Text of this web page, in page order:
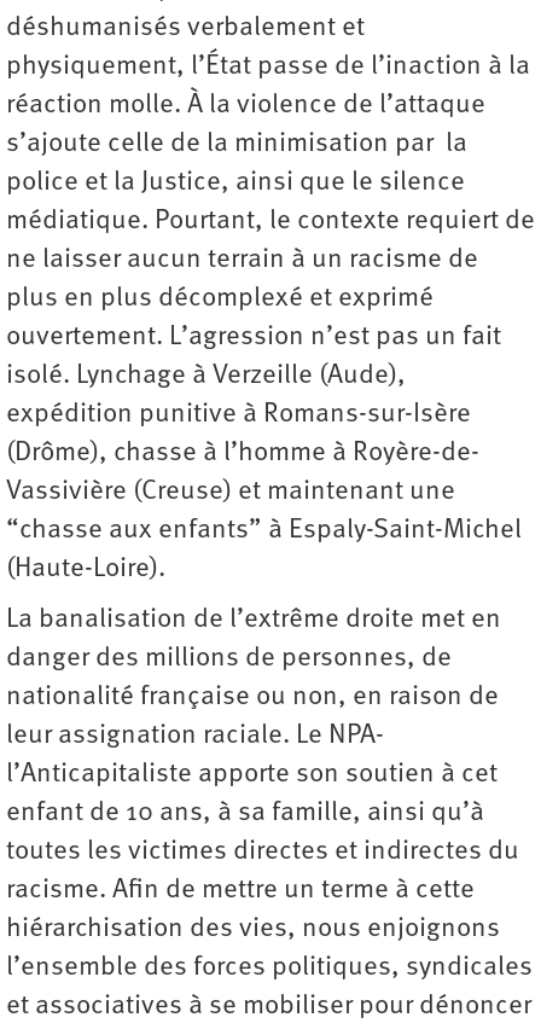
déshumanisés verbalement et
physiquement, l’État passe de l’inaction à la
réaction molle. À la violence de l’attaque
s’ajoute celle de la minimisation par la
police et la Justice, ainsi que le silence
médiatique. Pourtant, le contexte requiert de
ne laisser aucun terrain à un racisme de
plus en plus décomplexé et exprimé
ouvertement. L’agression n’est pas un fait
isolé. Lynchage à Verzeille (Aude),
expédition punitive à Romans-sur-Isère
(Drôme), chasse à l’homme à Royère-de-
Vassivière (Creuse) et maintenant une
“chasse aux enfants” à Espaly-Saint-Michel
(Haute-Loire).
La banalisation de l’extrême droite met en
danger des millions de personnes, de
nationalité française ou non, en raison de
leur assignation raciale. Le NPA-
l’Anticapitaliste apporte son soutien à cet
enfant de 10 ans, à sa famille, ainsi qu’à
toutes les victimes directes et indirectes du
racisme. Afin de mettre un terme à cette
hiérarchisation des vies, nous enjoignons
l’ensemble des forces politiques, syndicales
et associatives à se mobiliser pour dénoncer